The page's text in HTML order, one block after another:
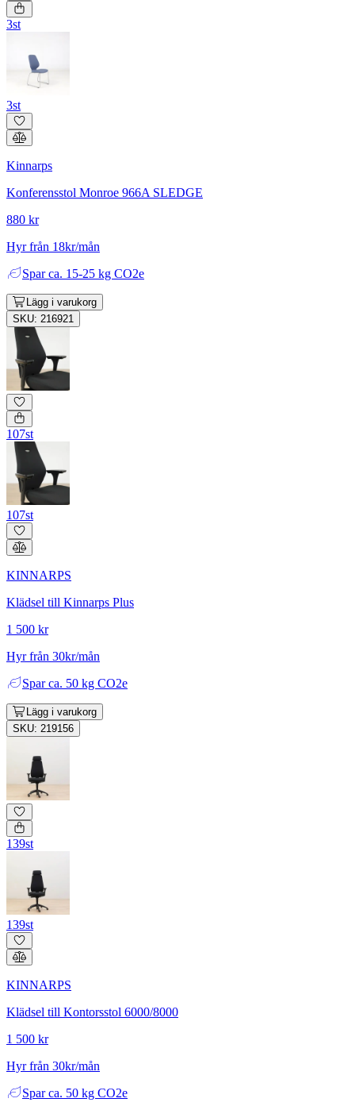
3st
3st
Kinnarps
Konferensstol Monroe 966A SLEDGE
880 kr
Hyr från 18kr/mån
Spar ca. 15-25 kg CO2e
Lägg i varukorg
SKU: 216921
107st
107st
KINNARPS
Klädsel till Kinnarps Plus
1 500 kr
Hyr från 30kr/mån
Spar ca. 50 kg CO2e
Lägg i varukorg
SKU: 219156
139st
139st
KINNARPS
Klädsel till Kontorsstol 6000/8000
1 500 kr
Hyr från 30kr/mån
Spar ca. 50 kg CO2e